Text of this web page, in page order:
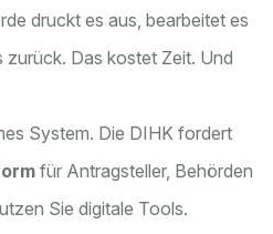
druckt es aus, bearbeitet es
Das kostet Zeit. Und
System. Die DIHK fordert
für Antragsteller, Behörden
Sie digitale Tools.